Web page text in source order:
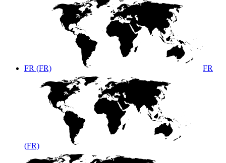
FR (FR) FR
(FR)